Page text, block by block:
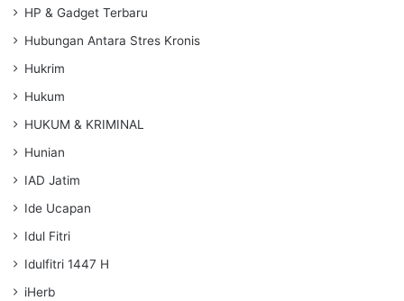
HP & Gadget Terbaru
Hubungan Antara Stres Kronis
Hukrim
Hukum
HUKUM & KRIMINAL
Hunian
IAD Jatim
Ide Ucapan
Idul Fitri
Idulfitri 1447 H
iHerb